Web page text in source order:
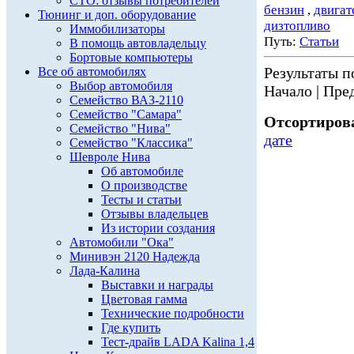
Тюнинг и доп. оборудование
Иммобилизаторы
В помощь автовладельцу
Бортовые компьютеры
Все об автомобилях
Выбор автомобиля
Семейство ВАЗ-2110
Семейство "Самара"
Семейство "Нива"
Семейство "Классика"
Шевроле Нива
Об автомобиле
О производстве
Тесты и статьи
Отзывы владельцев
Из истории создания
Автомобили "Ока"
Минивэн 2120 Надежда
Лада-Калина
Выставки и награды
Цветовая гамма
Технические подробности
Где купить
Тест-драйв LADA Kalina 1,4
бензин ,
дизтопливо
Путь: Статьи
Результаты
Начало |
дате